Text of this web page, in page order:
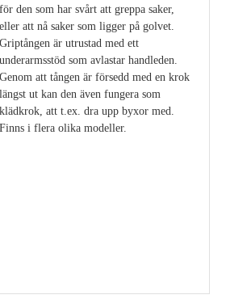
för den som har svårt att greppa saker,
eller att nå saker som ligger på golvet.
Griptången är utrustad med ett
underarmsstöd som avlastar handleden.
Genom att tången är försedd med en krok
längst ut kan den även fungera som
klädkrok, att t.ex. dra upp byxor med.
Finns i flera olika modeller.